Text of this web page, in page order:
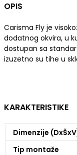
OPIS
Carisma Fly je
dodatnog okvira, u
dostupan sa
izuzetno su tihe u
KARAKTERISTIKE
Dimenzije
Tip montaže